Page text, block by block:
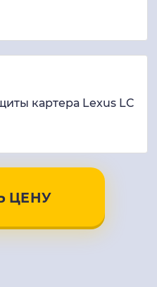
картера Lexus LC
ЦЕНУ